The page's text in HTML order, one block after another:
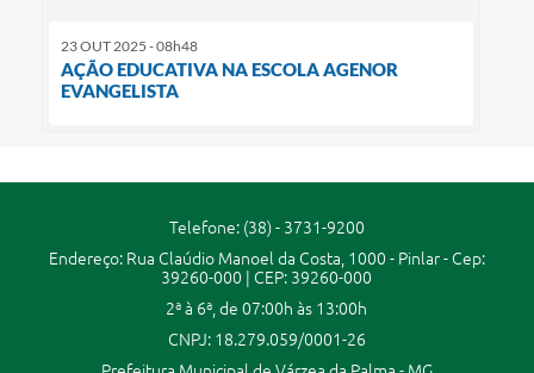
23 OUT 2025 - 08h48
AÇÃO EDUCATIVA NA ESCOLA AGENOR
EVANGELISTA
Telefone: (38) - 3731-9200
Endereço: Rua Claúdio Manoel da Costa, 1000 - Pinlar - Cep:
39260-000 | CEP: 39260-000
2ª à 6ª, de 07:00h às 13:00h
CNPJ: 18.279.059/0001-26